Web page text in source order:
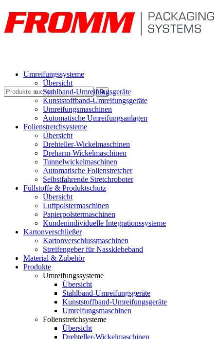
Umreifungssysteme
Übersicht
Stahlband-Umreifungsgeräte
Kunststoffband-Umreifungsgeräte
Umreifungsmaschinen
Automatische Umreifungsanlagen
Folienstretchsysteme
Übersicht
Drehteller-Wickelmaschinen
Dreharm-Wickelmaschinen
Tunnelwickelmaschinen
Automatische Folienstretcher
Selbstfahrende Stretchroboter
Füllstoffe & Produktschutz
Übersicht
Luftpolstermaschinen
Papierpolstermaschinen
Kundenindividuelle Integrationssysteme
Kartonverschließer
Kartonverschlussmaschinen
Streifengeber für Nassklebeband
Material & Zubehör
Produkte
Umreifungssysteme
Übersicht
Stahlband-Umreifungsgeräte
Kunststoffband-Umreifungsgeräte
Umreifungsmaschinen
Folienstretchsysteme
Übersicht
Drehteller-Wickelmaschinen